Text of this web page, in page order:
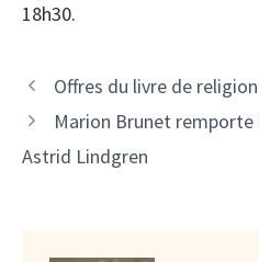
18h30.
Offres du livre de
Marion Brunet
Astrid Lindgren